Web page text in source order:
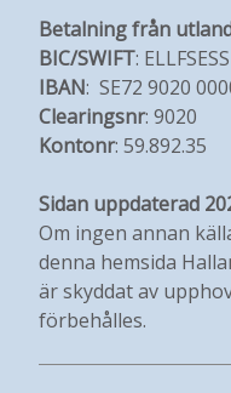
Betalning från
BIC/SWIFT: ELLFSESS
IBAN: SE72 9020
Clearingsnr: 9020
Kontonr: 59.892.35
Sidan uppdaterad
Om ingen annan
denna hemsida
är skyddat av
förbehålles.